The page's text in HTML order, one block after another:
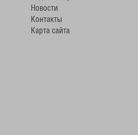
Новости
Контакты
Карта сайта